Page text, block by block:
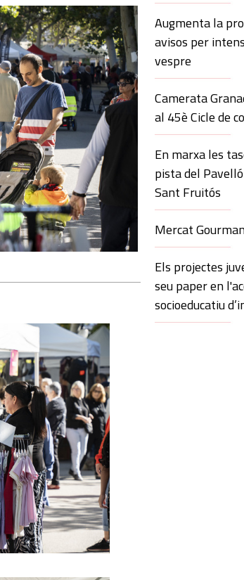
Augmenta la
avisos per
vespre
Camerata
al 45è Cicle de
En marxa les
pista del
Sant Fruitós
Mercat
Els projectes
seu paper en
socioeducatiu